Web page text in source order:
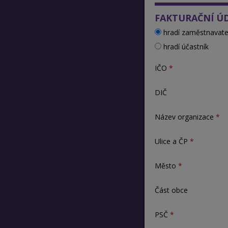
FAKTURAČNÍ
hradí
hradí účastník
IČO
DIČ
Název organizace
Ulice a ČP
Město
Část obce
PSČ